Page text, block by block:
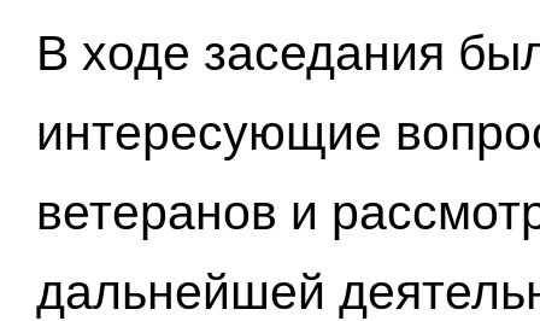
В ходе заседания
интересующие
ветеранов и
дальнейшей